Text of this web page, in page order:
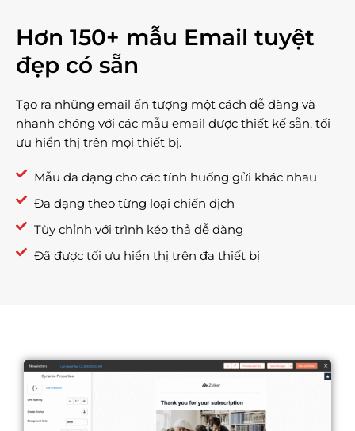
Hơn 150+ mẫu Email tuyệt
đẹp có sẵn
Tạo ra những email ấn tượng một cách dễ dàng và
nhanh chóng với các mẫu email được thiết kế sẵn, tối
ưu hiển thị trên mọi thiết bị.​
Mẫu đa dạng cho các tính huống gửi khác nhau
Đa dạng theo từng loại chiến dịch
Tùy chỉnh với trình kéo thả dễ dàng
Đã được tối ưu hiển thị trên đa thiết bị